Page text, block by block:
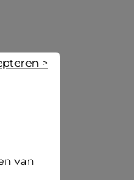
verfijnde en vrouwelijke
Dit T-shirt wordt
van
>